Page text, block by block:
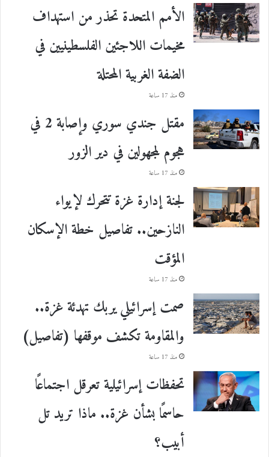
الأمم المتحدة تحذر من استهداف
مخيمات اللاجئين الفلسطينيين في
الضفة الغربية المحتلة
منذ 17 ساعة
مقتل جندي سوري وإصابة 2 في
هجوم لمجهولين في دير الزور
منذ 17 ساعة
لجنة إدارة غزة تتحرك لإيواء
النازحين.. تفاصيل خطة الإسكان
المؤقت
منذ 17 ساعة
صمت إسرائيلي يربك تهدئة غزة..
والمقاومة تكشف موقفها (تفاصيل)
منذ 17 ساعة
تحفظات إسرائيلية تعرقل اجتماعًا
حاسمًا بشأن غزة.. ماذا تريد تل
أبيب؟